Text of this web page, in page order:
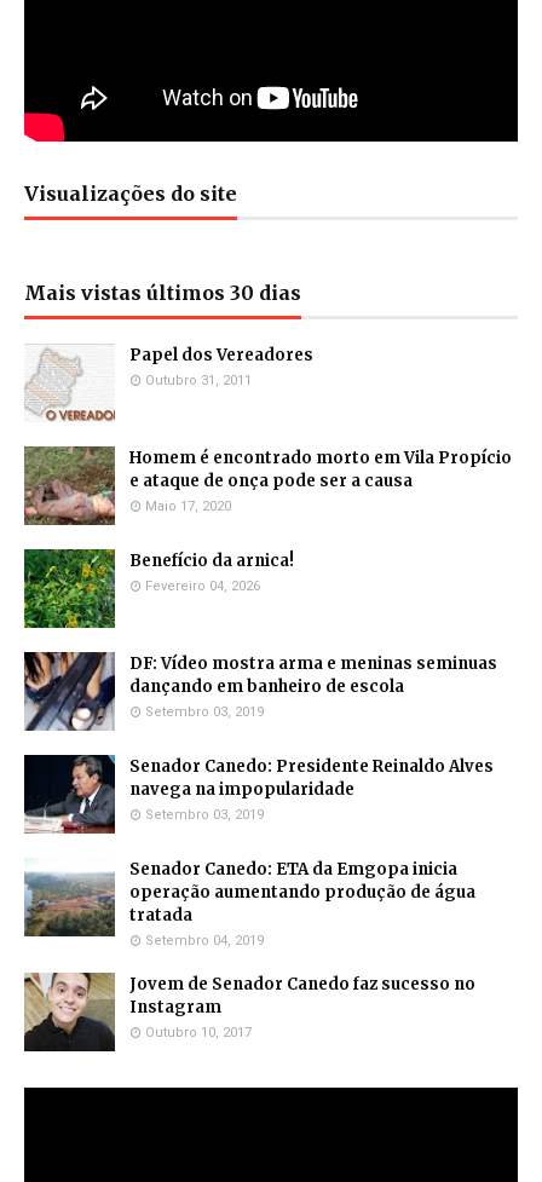
Visualizações do site
Mais vistas últimos 30 dias
Papel dos Vereadores
Outubro 31, 2011
Homem é encontrado morto em Vila Propício
e ataque de onça pode ser a causa
Maio 17, 2020
Benefício da arnica!
Fevereiro 04, 2026
DF: Vídeo mostra arma e meninas seminuas
dançando em banheiro de escola
Setembro 03, 2019
Senador Canedo: Presidente Reinaldo Alves
navega na impopularidade
Setembro 03, 2019
Senador Canedo: ETA da Emgopa inicia
operação aumentando produção de água
tratada
Setembro 04, 2019
Jovem de Senador Canedo faz sucesso no
Instagram
Outubro 10, 2017